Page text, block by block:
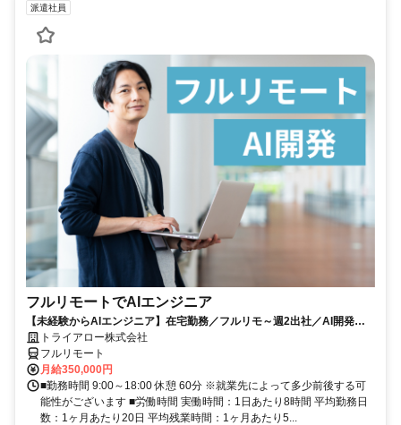
派遣社員
フルリモートでAIエンジニア
【未経験からAIエンジニア】在宅勤務／フルリモ～週2出社／AI開発を
仕事にする
トライアロー株式会社
フルリモート
月給350,000円
■勤務時間 9:00～18:00 休憩 60分 ※就業先によって多少前後する可
能性がございます ■労働時間 実働時間：1日あたり8時間 平均勤務日
数：1ヶ月あたり20日 平均残業時間：1ヶ月あたり5...